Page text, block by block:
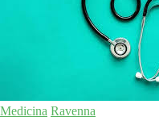
Medicina Ravenna